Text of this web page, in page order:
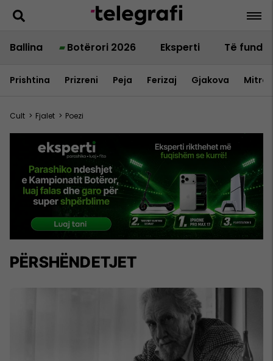
Ballina Botërori 2026 Eksperti Të fundit
Prishtina Prizreni Peja Ferizaj Gjakova
Cult > Fjalet > Poezi
PËRSHËNDETJET